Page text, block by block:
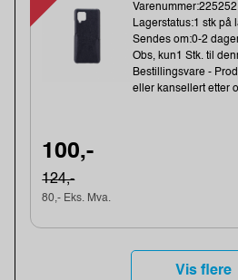
Lagerstatus:1 stk på
Sendes om:0-2
Obs, kun1 Stk. til
Bestillingsvare -
eller kansellert etter
100,-
124,-
80,- Eks. Mva.
Vis flere